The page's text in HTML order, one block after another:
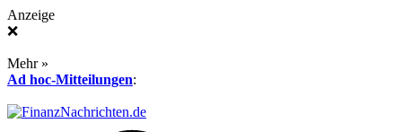
Anzeige
❌
Mehr »
Ad hoc-Mitteilungen: